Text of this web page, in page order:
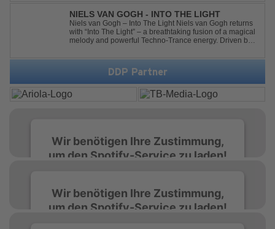
schraubt. Der Track hat die no...
NIELS VAN GOGH - INTO THE LIGHT
Niels van Gogh – Into The Light Niels van Gogh returns
with “Into The Light” – a breathtaking fusion of a magical
melody and powerful Techno-Trance energy. Driven by
time groove, this track delivers pure goosebumps from
start to finish. Kn...DDP Partner
Wir benötigen Ihre Zustimmung,
um den Spotify-Service zu laden!
einzubetten. Dieser Service kann Daten zu
Ihren Aktivitäten sammeln. Bitte lesen Sie die
Wir benötigen Ihre Zustimmung,
um den Spotify-Service zu laden!